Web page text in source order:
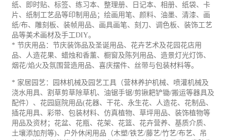
纸、即时贴、标签、练习本、整理册、日记本、相册、纸袋、卡
片、纸制工艺品等印制用品；绘画用笔、颜料、油墨、清漆、画
纸/布、雕刻板、装帧用品、画具画笔、刻刀、调色板、装饰工艺
品等美术画材及手工DIY。
* 节庆用品： 节庆装饰品及圣诞用品、 花卉艺术及花园花店用
品、人造花果、蜡烛和香薰、橱窗及陈列用品、造景灯光灯饰、
烟花/焰火及氛围营造用品、喜庆摆件、丝带与包装材料等。
* 家居园艺：园林机械及园艺工具（营林养护机械、喷灌机械及
浇水用具、割草剪草除草机、油锯手锯/剪锹耙铲锄/搬运等器具及
配件）、花园庭院用品(花器、干花、永生花、人造花、花制品、
插花用具、彩带、包装材料、仿真植物、草坪用品、装饰植物等
用品及资材；花盆、花瓶、花架、花篮、花卉营养、基质介质、
土壤添加剂等)、户外休闲用品（木塑/铁艺/藤艺/竹艺/布艺、吊